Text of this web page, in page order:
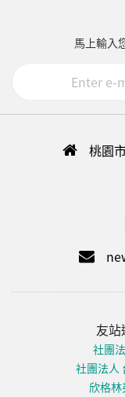
馬上輸入
桃園
友
社團
社團法人
欣格